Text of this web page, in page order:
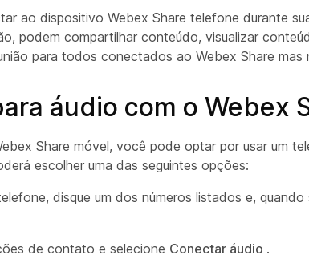
ao dispositivo Webex Share telefone durante
podem compartilhar conteúdo, visualizar
para todos conectados ao Webex Share
áudio com o Webex
Share móvel, você pode optar por usar um
escolher uma das seguintes opções:
disque um dos números listados e, quando
de contato e selecione Conectar áudio .